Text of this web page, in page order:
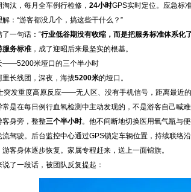
汰，每月全车例行检修， 24小时GPS实时定位。应急标
：“游客都没几个，搞这些干什么？”
了一句话：“行业低谷期没有收缩，而是把服务标准体系化
服务标准 ，成了迎昭后来最坚实的根基。
——5200米垭口的三个半小时
里长线团，深夜，海拔5200米的垭口。
突发重度高原反应——无人区、没有手机信号，距离最近
常是在每日例行血氧检测中主动发现的，不是游客自己喊难
客身旁，整整三个半小时。他不间断地切换医用氧气瓶与
驾驶。后台监控中心通过GPS锁定车辆位置，持续联络
客身体逐步恢复。家属专程赶来，送上一面锦旗。
了一段话，被团队反复提起：